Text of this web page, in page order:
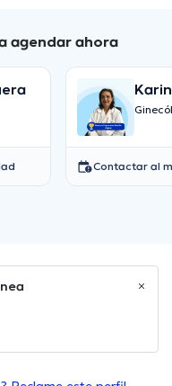
agendar ahora
Contactar al